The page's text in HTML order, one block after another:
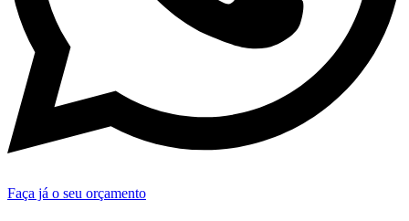
Faça já o seu orçamento